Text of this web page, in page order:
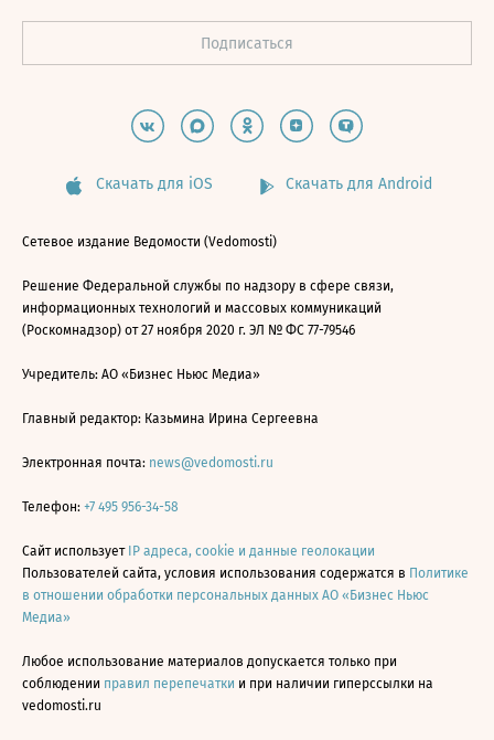
Скачать для iOS Скачать для Android
Сетевое издание Ведомости (Vedomosti)
Решение Федеральной службы по надзору в сфере связи,
информационных технологий и массовых коммуникаций
(Роскомнадзор) от 27 ноября 2020 г. ЭЛ № ФС 77-79546
Учредитель: АО «Бизнес Ньюс Медиа»
Главный редактор: Казьмина Ирина Сергеевна
Электронная почта: news@vedomosti.ru
Телефон: +7 495 956-34-58
Сайт использует IP адреса, cookie и данные геолокации
Пользователей сайта, условия использования содержатся в Политике
в отношении обработки персональных данных АО «Бизнес Ньюс
Медиа»
Любое использование материалов допускается только при
соблюдении правил перепечатки и при наличии гиперссылки на
vedomosti.ru